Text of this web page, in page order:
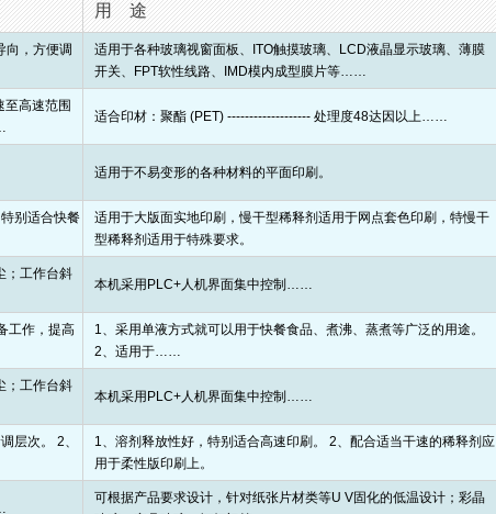
用 途
向，方便调
适用于各种玻璃视窗面板、ITO触摸玻璃、LCD液晶显示玻璃、薄膜
开关、FPT软性线路、IMD模内成型膜片等……
至高速范围
适合印材：聚酯 (PET) ------------------- 处理度48达因以上……
适用于不易变形的各种材料的平面印刷。
别适合快餐
适用于大版面实地印刷，慢干型稀释剂适用于网点套色印刷，特慢干
型稀释剂适用于特殊要求。
；工作台斜
本机采用PLC+人机界面集中控制……
工作，提高
1、采用单液方式就可以用于快餐食品、煮沸、蒸煮等广泛的用途。
2、适用于……
；工作台斜
本机采用PLC+人机界面集中控制……
层次。 2、
1、溶剂释放性好，特别适合高速印刷。 2、配合适当干速的稀释剂应
用于柔性版印刷上。
可根据产品要求设计，针对纸张片材类等U V固化的低温设计；彩晶